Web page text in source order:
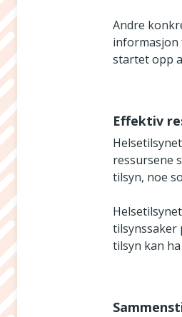
Andre
informasjon
startet opp
Effektiv
ressursene
tilsyn, noe
tilsynssaker
tilsyn kan